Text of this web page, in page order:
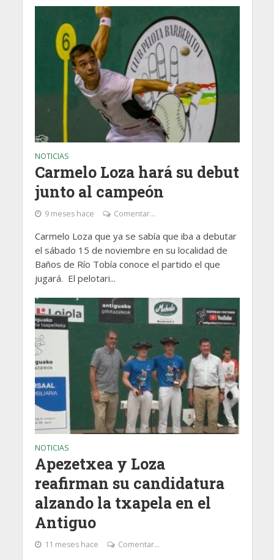
NOTICIAS
Carmelo Loza hará su debut
junto al campeón
9 meses hace Comentar...
Carmelo Loza que ya se sabía que iba a debutar
el sábado 15 de noviembre en su localidad de
Baños de Río Tobía conoce el partido el que
jugará. El pelotari...
NOTICIAS
Apezetxea y Loza
reafirman su candidatura
alzando la txapela en el
Antiguo
11 meses hace Comentar...